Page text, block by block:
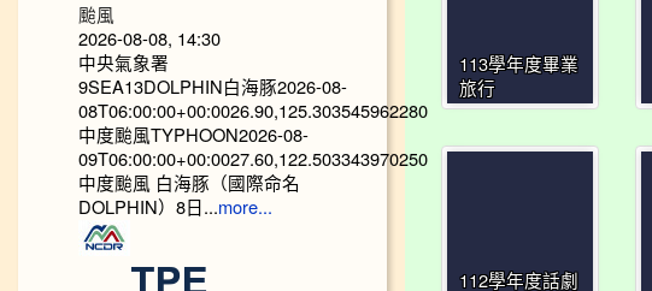
113學年度畢業
旅行
112學年度話劇
颱風
2026-08-08, 14:30
中央氣象署
9SEA13DOLPHIN白海豚2026-08-
08T06:00:00+00:0026.90,125.303545962280
中度颱風TYPHOON2026-08-
09T06:00:00+00:0027.60,122.503343970250
中度颱風 白海豚（國際命名
DOLPHIN）8日...more...